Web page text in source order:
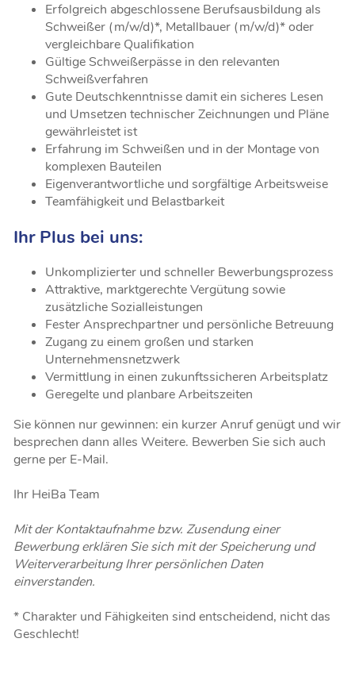
Erfolgreich abgeschlossene Berufsausbildung als
Schweißer (m/w/d)*, Metallbauer (m/w/d)* oder
vergleichbare Qualifikation
Gültige Schweißerpässe in den relevanten
Schweißverfahren
Gute Deutschkenntnisse damit ein sicheres Lesen
und Umsetzen technischer Zeichnungen und Pläne
gewährleistet ist
Erfahrung im Schweißen und in der Montage von
komplexen Bauteilen
Eigenverantwortliche und sorgfältige Arbeitsweise
Teamfähigkeit und Belastbarkeit
Ihr Plus bei uns:
Unkomplizierter und schneller Bewerbungsprozess
Attraktive, marktgerechte Vergütung sowie
zusätzliche Sozialleistungen
Fester Ansprechpartner und persönliche Betreuung
Zugang zu einem großen und starken
Unternehmensnetzwerk
Vermittlung in einen zukunftssicheren Arbeitsplatz
Geregelte und planbare Arbeitszeiten
Sie können nur gewinnen: ein kurzer Anruf genügt und wir
besprechen dann alles Weitere. Bewerben Sie sich auch
gerne per E-Mail.
Ihr HeiBa Team
Mit der Kontaktaufnahme bzw. Zusendung einer
Bewerbung erklären Sie sich mit der Speicherung und
Weiterverarbeitung Ihrer persönlichen Daten
einverstanden.
* Charakter und Fähigkeiten sind entscheidend, nicht das
Geschlecht!